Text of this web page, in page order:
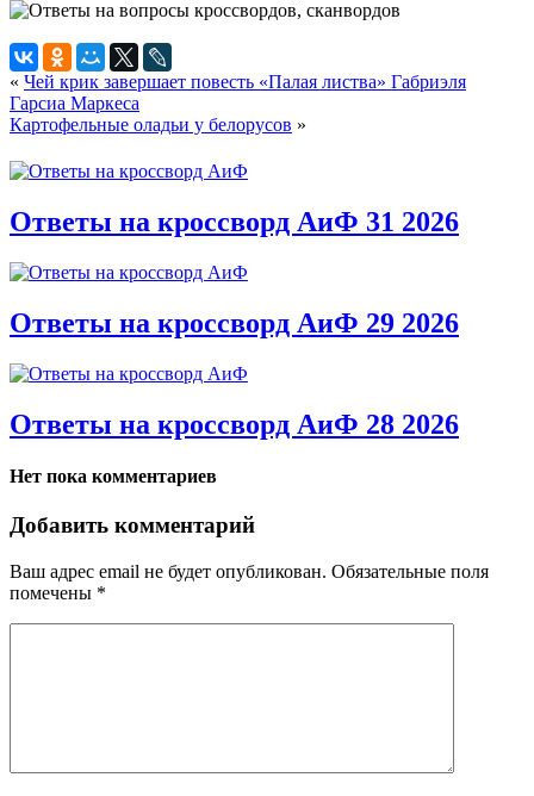
« Чей крик завершает повесть «Палая листва» Габриэля
Гарсиа Маркеса
Картофельные оладьи у белорусов »
Ответы на кроссворд АиФ 31 2026
Ответы на кроссворд АиФ 29 2026
Ответы на кроссворд АиФ 28 2026
Нет пока комментариев
Добавить комментарий
Ваш адрес email не будет опубликован. Обязательные поля
помечены *